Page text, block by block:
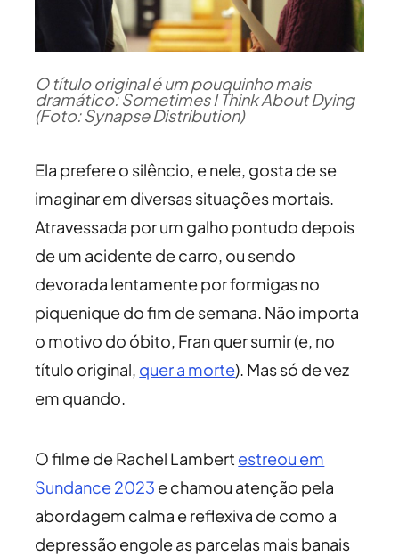
O título original é um pouquinho mais
dramático: Sometimes I Think About Dying
(Foto: Synapse Distribution)
Ela prefere o silêncio, e nele, gosta de se
imaginar em diversas situações mortais.
Atravessada por um galho pontudo depois
de um acidente de carro, ou sendo
devorada lentamente por formigas no
piquenique do fim de semana. Não importa
o motivo do óbito, Fran quer sumir (e, no
título original, quer a morte). Mas só de vez
em quando.
O filme de Rachel Lambert estreou em
Sundance 2023 e chamou atenção pela
abordagem calma e reflexiva de como a
depressão engole as parcelas mais banais